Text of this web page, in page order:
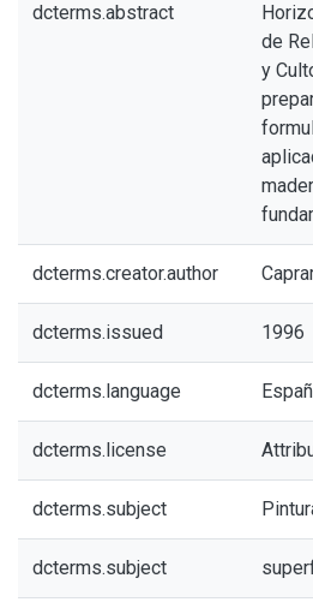
dcterms.abstract
de
y
dcterms.creator.author
dcterms.issued 1996
dcterms.language
dcterms.license
dcterms.subject
dcterms.subject